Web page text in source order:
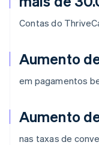
Contas do
Aumento
em pagamentos
Aumento
nas taxas de